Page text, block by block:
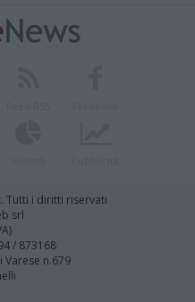
Tutti i diritti riservati
srl
/ 873168
n.679